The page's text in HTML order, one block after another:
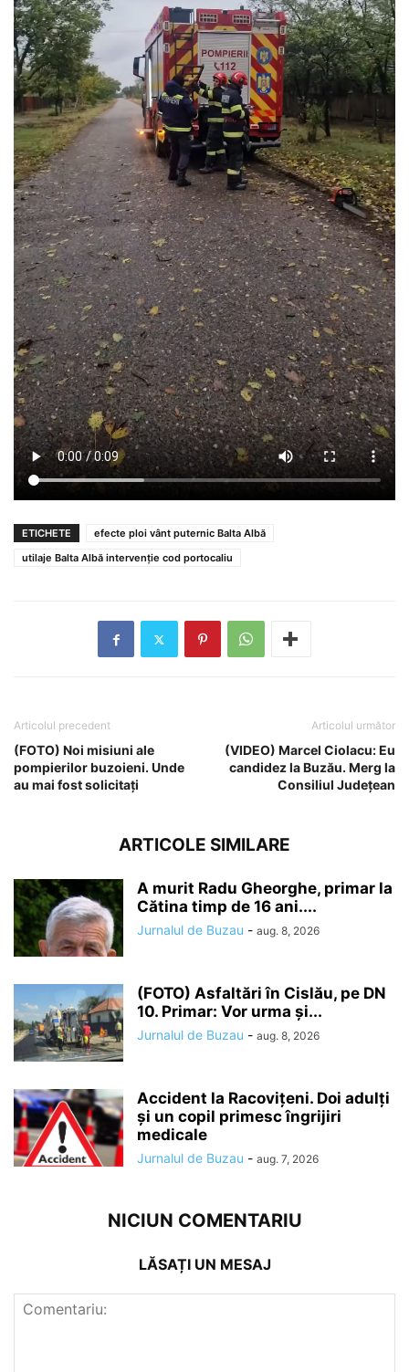
ETICHETE
efecte ploi vânt puternic Balta Albă
utilaje Balta Albă intervenție cod portocaliu
Articolul precedent
(FOTO) Noi misiuni ale
pompierilor buzoieni. Unde
au mai fost solicitați
Articolul următor
(VIDEO) Marcel Ciolacu: Eu
candidez la Buzău. Merg la
Consiliul Județean
ARTICOLE SIMILARE
A murit Radu Gheorghe, primar la
Cătina timp de 16 ani....
Jurnalul de Buzau - aug. 8, 2026
(FOTO) Asfaltări în Cislău, pe DN
10. Primar: Vor urma și...
Jurnalul de Buzau - aug. 8, 2026
Accident la Racovițeni. Doi adulți
și un copil primesc îngrijiri
medicale
Jurnalul de Buzau - aug. 7, 2026
NICIUN COMENTARIU
LĂSAȚI UN MESAJ